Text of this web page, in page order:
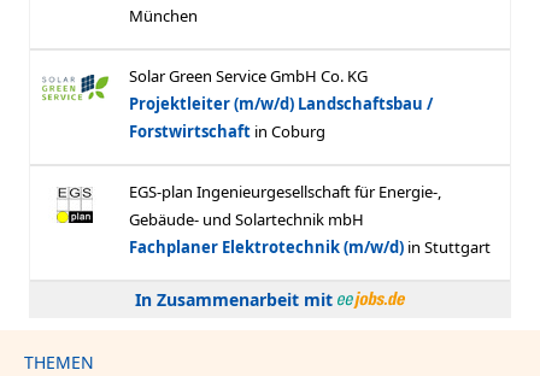
In Zusammenarbeit mit
THEMEN